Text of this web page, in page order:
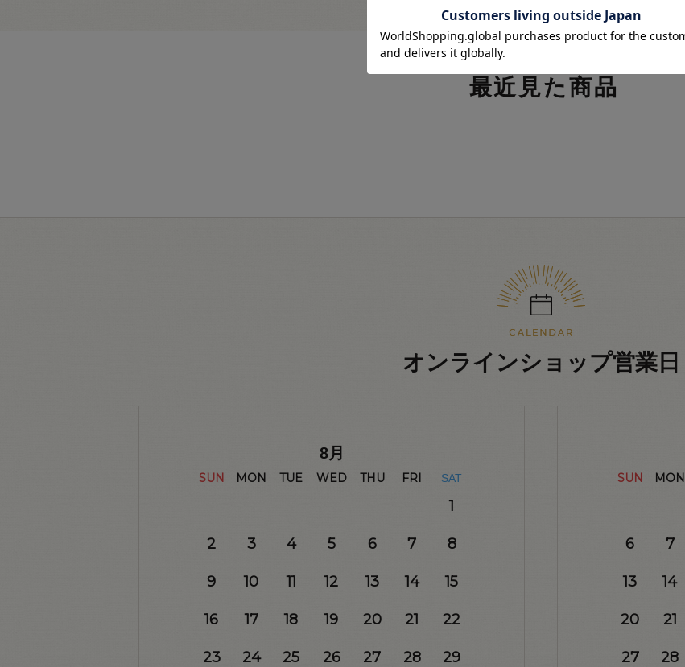
最近見た商品
オンラインショップ営業日
8月
SUN MON TUE WED THU FRI SAT
1
2 3 4 5 6 7 8
9 10 11 12 13 14 15
16 17 18 19 20 21 22
23 24 25 26 27 28 29
SUN MON
6 7
13 14
20 21
27 28